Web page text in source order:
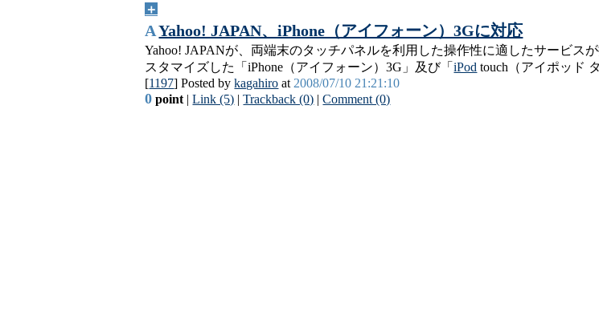
＋
A Yahoo! JAPAN、iPhone（アイフォーン）3Gに対応
Yahoo! JAPANが、両端末のタッチパネルを利用した操作性に適したサービス
スタマイズした「iPhone（アイフォーン）3G」及び「iPod touch（アイポッド
[1197] Posted bykagahiro at 2008/07/10 21:21:10
0 point |Link (5) |Trackback (0) |Comment (0)